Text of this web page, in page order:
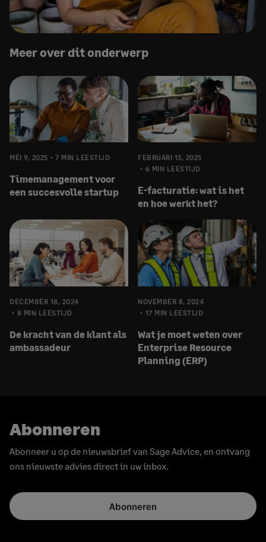
Meer over dit onderwerp
MEI 9, 2025 7 MIN LEESTIJD
Timemanagement voor
een succesvolle startup
FEBRUARI 13, 2025
6 MIN LEESTIJD
E-facturatie: wat is het
en hoe werkt het?
DECEMBER 18, 2024
8 MIN LEESTIJD
De kracht van de klant als
ambassadeur
NOVEMBER 8, 2024
17 MIN LEESTIJD
Wat je moet weten over
Enterprise Resource
Planning (ERP)
Abonneren
Abonneer u op de nieuwsbrief van Sage Advice, en ontvang
ons nieuwste advies direct in uw inbox.
Abonneren